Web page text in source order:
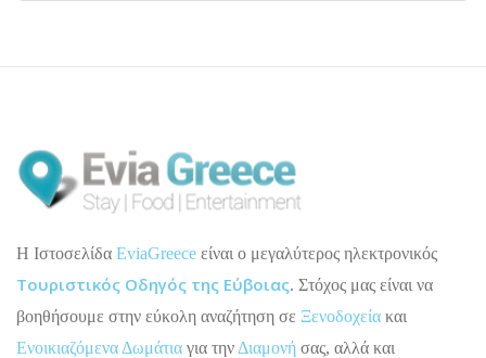
H Ιστοσελίδα EviaGreece είναι ο μεγαλύτερος ηλεκτρονικός
Τουριστικός Οδηγός της Εύβοιας. Στόχος μας είναι να
βοηθήσουμε στην εύκολη αναζήτηση σε Ξενοδοχεία και
Ενοικιαζόμενα Δωμάτια για την Διαμονή σας, αλλά και